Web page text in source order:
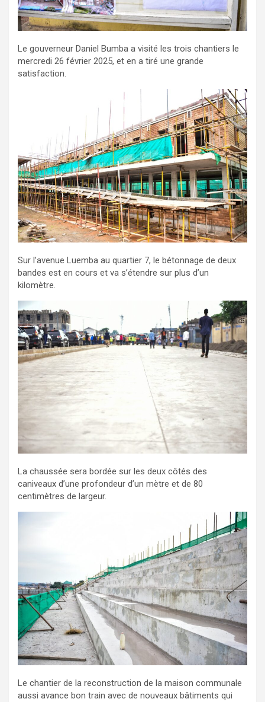
Le gouverneur Daniel Bumba a visité les trois chantiers le
mercredi 26 février 2025, et en a tiré une grande
satisfaction.
Sur l’avenue Luemba au quartier 7, le bétonnage de deux
bandes est en cours et va s’étendre sur plus d’un
kilomètre.
La chaussée sera bordée sur les deux côtés des
caniveaux d’une profondeur d’un mètre et de 80
centimètres de largeur.
Le chantier de la reconstruction de la maison communale
aussi avance bon train avec de nouveaux bâtiments qui